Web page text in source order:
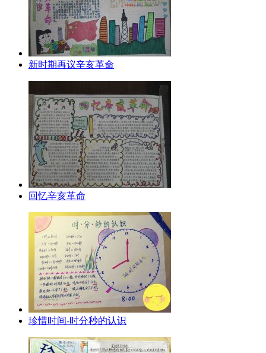
新时期再议辛亥革命
回忆辛亥革命
珍惜时间-时分秒的认识